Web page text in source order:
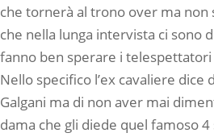
che tornerà al trono over ma
che nella lunga intervista ci sono
fanno ben sperare i telespettatori
Nello specifico l’ex cavaliere dice
Galgani ma di non aver mai
dama che gli diede quel famoso